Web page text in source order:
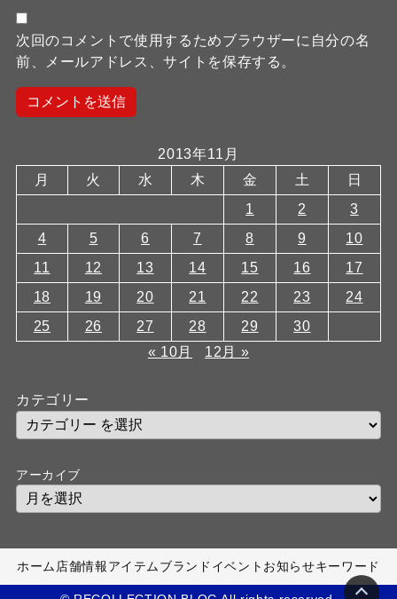
次回のコメントで使用するためブラウザーに自分の名
前、メールアドレス、サイトを保存する。
2013年11月
月
火 水 木 金 土
日
1
2
3
4
5 6 7 8 9
10
11
12 13 14 15 16
17
18
19 20 21 22 23
24
25
26 27 28 29
30
« 10月
12月 »
カテゴリー
アーカイブ
ホーム 店舗情報アイテムブランド イベント お知らせキーワード